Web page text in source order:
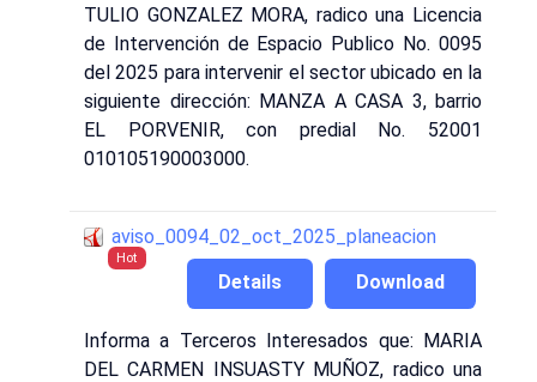
TULIO GONZALEZ MORA, radico una Licencia
de Intervención de Espacio Publico No. 0095
del 2025 para intervenir el sector ubicado en la
siguiente dirección: MANZA A CASA 3, barrio
EL PORVENIR, con predial No. 52001
010105190003000.
aviso_0094_02_oct_2025_planeacion
Hot
Download
Details
Informa a Terceros Interesados que: MARIA
DEL CARMEN INSUASTY MUÑOZ, radico una